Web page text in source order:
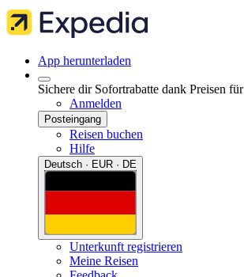
App herunterladen
Sichere dir Sofortrabatte dank Preisen
Anmelden
Posteingang
Reisen buchen
Hilfe
Deutsch · EUR · DE
Unterkunft registrieren
Meine Reisen